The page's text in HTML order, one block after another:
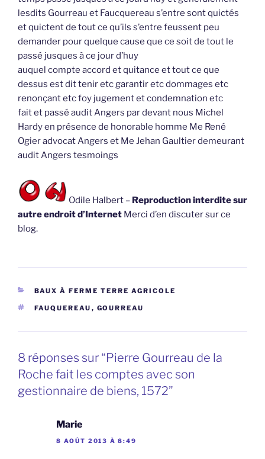
lesdits Gourreau et Faucquereau s’entre sont quictés
et quictent de tout ce qu’ils s’entre feussent peu
demander pour quelque cause que ce soit de tout le
passé jusques à ce jour d’huy
auquel compte accord et quitance et tout ce que
dessus est dit tenir etc garantir etc dommages etc
renonçant etc foy jugement et condemnation etc
fait et passé audit Angers par devant nous Michel
Hardy en présence de honorable homme Me René
Ogier advocat Angers et Me Jehan Gaultier demeurant
audit Angers tesmoings
Odile Halbert – Reproduction interdite sur
autre endroit d’Internet Merci d’en discuter sur ce
blog.
CATÉGORIES
BAUX À FERME TERRE AGRICOLE
ÉTIQUETTES
FAUQUEREAU , GOURREAU
8 réponses sur “Pierre Gourreau de la
Roche fait les comptes avec son
gestionnaire de biens, 1572”
Marie
8 AOÛT 2013 À 8:49